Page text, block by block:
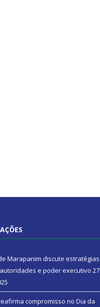
Marapanim discute estratégias
e poder executivo 27
compromisso no Dia da